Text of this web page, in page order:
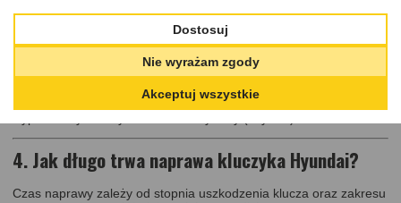
komponentów, takich jak mikroprzełączniki czy obudowa, pozwala
przywrócić pełną funkcjonalność bez konieczności kodowania
nowego klucza w systemie samochodu.
Dodatkowo, dorabianie nowego kluczyka wymaga
zaawansowanego programowania i często wiąże się z wyższymi
kosztami – szczególnie w przypadku modeli Hyundai
4. Jak długo trwa naprawa kluczyka Hyundai?
Czas naprawy zależy od stopnia uszkodzenia klucza oraz zakresu
Dostosuj
Nie wyrażam zgody
Akceptuj wszystkie